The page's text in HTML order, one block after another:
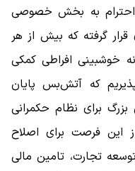
احترام به بخش خصوصی
گرفته که بیش از هر
نه خوشبینی افراطی کمکی
که آتش‌بس پایان
برای نظام حکمرانی
این فرصت برای اصلاح
تجارت، تامین مالی